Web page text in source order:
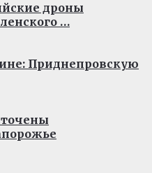
дроны
…
Приднепровскую